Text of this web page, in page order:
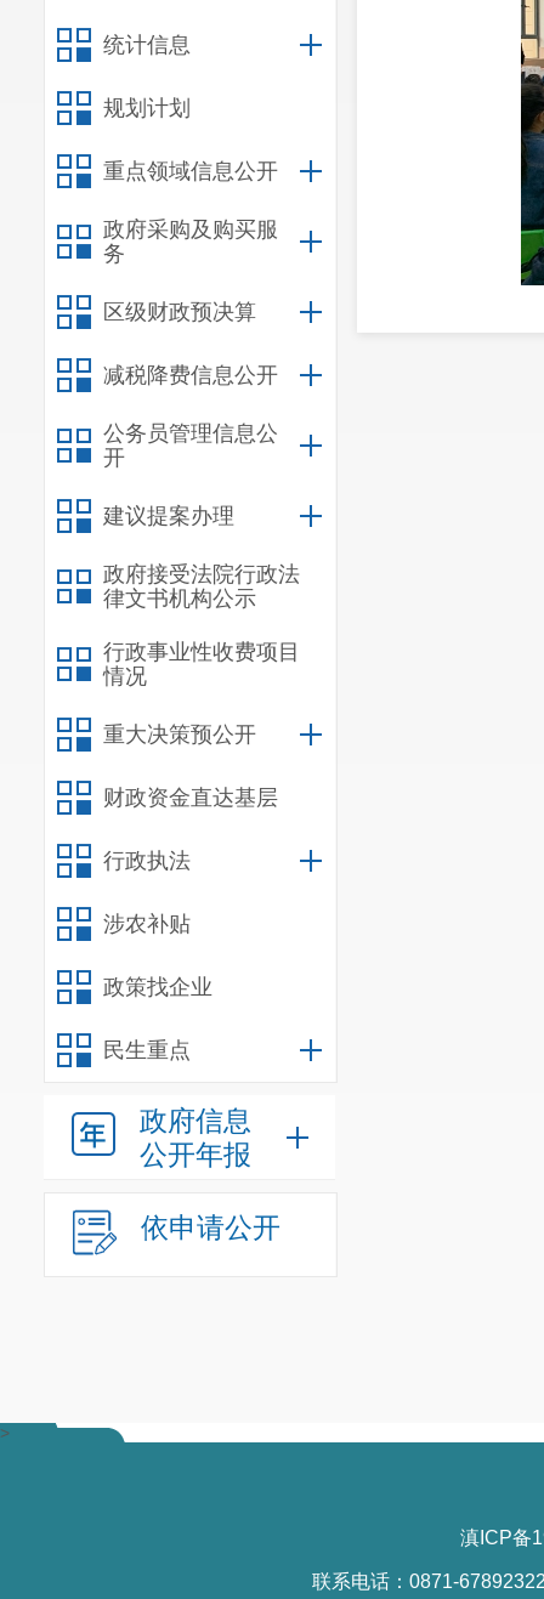
统计信息
规划计划
重点领域信息公开
政府采购及购买服
务
区级财政预决算
减税降费信息公开
公务员管理信息公
开
建议提案办理
政府接受法院行政法
律文书机构公示
行政事业性收费项目
情况
重大决策预公开
财政资金直达基层
行政执法
涉农补贴
政策找企业
民生重点
政府信息
公开年报
依申请公开
馆、晋宁区
>
滇ICP备
联系电话：0871-